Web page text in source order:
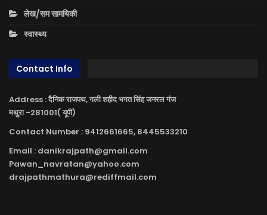
लेख/सम सामयिकी
स्वास्थ्य
Contact Info
Address : दैनिक राजपथ, गली शहीद भगत सिंह जनरल गंज
मथुरा -281001( यूपी)
Contact Number : 9412661665, 8445533210
Email : danikrajpath@gmail.com
Pawan_navratan@yahoo.com
drajpathmathura@rediffmail.com